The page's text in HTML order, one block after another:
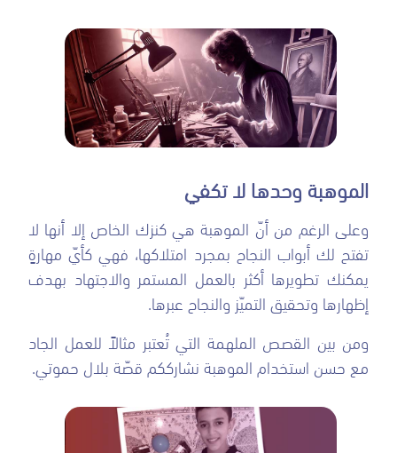
الموهبة وحدها لا تكفي
وعلى الرغم من أنّ الموهبة هي كنزك الخاص إلا أنها لا
تفتح لك أبواب النجاح بمجرد امتلاكها، فهي كأيّ مهارةٍ
يمكنك تطويرها أكثر بالعمل المستمر والاجتهاد بهدف
إظهارها وتحقيق التميّز والنجاح عبرها.
ومن بين القصص الملهمة التي تُعتبر مثالاً للعمل الجاد
مع حسن استخدام الموهبة نشارككم قصّة بلال حموتي.